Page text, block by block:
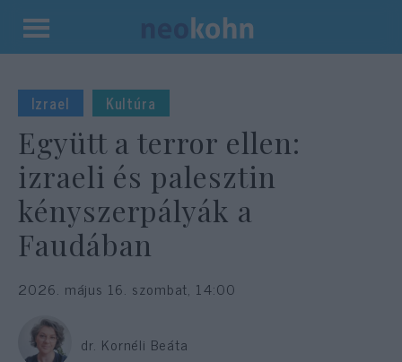
Kilépés
tartalomba
Izrael Kultúra
Együtt a terror ellen:
izraeli és palesztin
kényszerpályák a
Faudában
2026. május 16. szombat, 14:00
dr. Kornéli Beáta